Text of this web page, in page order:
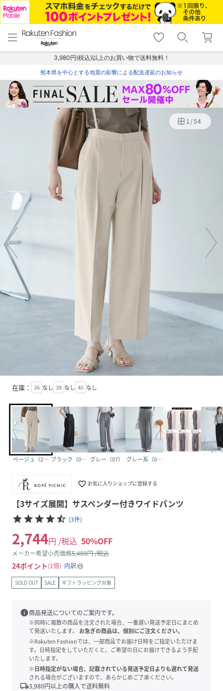
menu home
トップ
shopping_cart lock_outline
ログイン
3,980円(税込)以上のお買い物で送料無料！
熊本県を中心とする地震の影響による配送遅延のお知らせ
1/54
在庫： 36 なし 38 なし 40 なし
ベージュ（27）ブラック（01） グレー（07） グレー系（09）
favorite_border お気に入りショップに登録する
【3サイズ展開】サスペンダー付きワイドパンツ
starstarstarstarstar_half (3件)
2,744円 /税込 50%OFF
メーカー希望小売価格5,489円 /税込
24ポイント 1倍 内訳
SOLD OUT SALE ギフトラッピング対象
info商品発送についてのご案内です。
※同時に複数の商品を注文された場合、一番遅い発送予定日にまとめ
て発送いたします。
お急ぎの商品は、個別にご注文ください。
※Rakuten Fashionでは、一部商品でお届け日時をご指定いただけま
す。日時指定をしていただくと、ご希望の日にお届けできるよう手配
いたします。
※日時指定がない場合、記載されている発送予定日よりも遅れて発送
される場合がございますので、あらかじめご了承ください。
local_shipping3,980円以上の購入で送料無料